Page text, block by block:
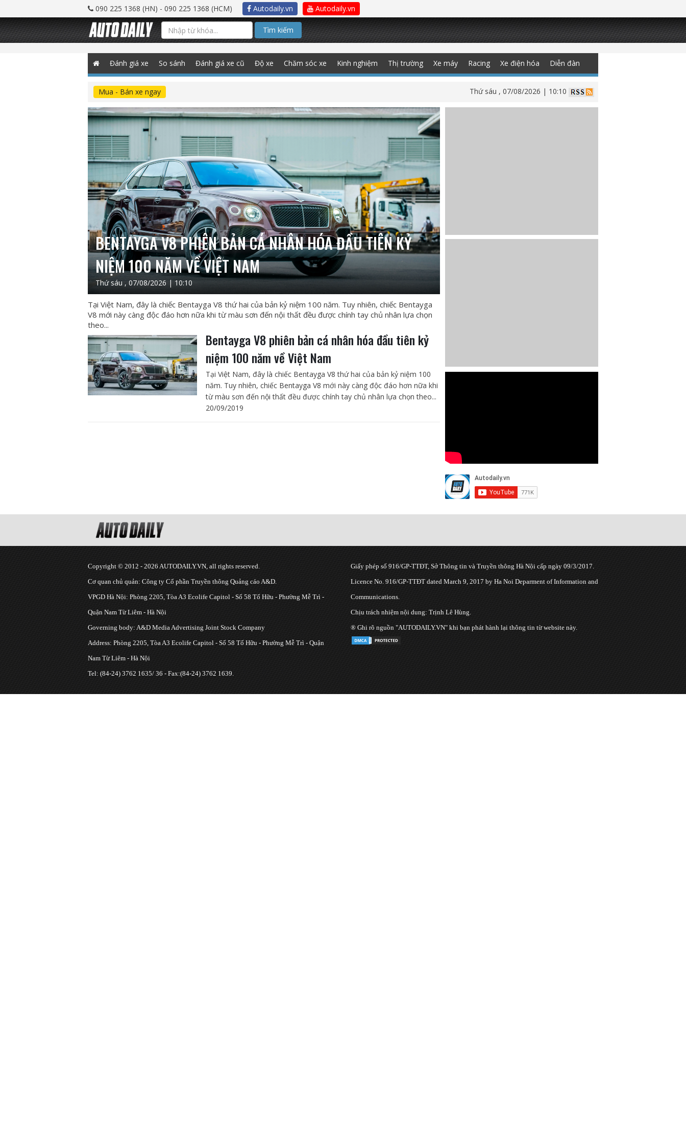
090 225 1368 (HN) - 090 225 1368 (HCM) Autodaily.vn Autodaily.vn
Tìm kiếm
Đánh giá xe So sánh Đánh giá xe cũ Độ xe Chăm sóc xe Kinh nghiệm Thị trường Xe máy Racing Xe điện hóa Diễn đàn
Mua - Bán xe ngay Thứ sáu , 07/08/2026 | 10:10
BENTAYGA V8 PHIÊN BẢN CÁ NHÂN HÓA ĐẦU TIÊN KỶ
NIỆM 100 NĂM VỀ VIỆT NAM
Thứ sáu , 07/08/2026 | 10:10
Tại Việt Nam, đây là chiếc Bentayga V8 thứ hai của bản kỷ niệm 100 năm. Tuy nhiên, chiếc Bentayga
V8 mới này càng độc đáo hơn nữa khi từ màu sơn đến nội thất đều được chính tay chủ nhân lựa chọn
theo...
Bentayga V8 phiên bản cá nhân hóa đầu tiên kỷ
niệm 100 năm về Việt Nam
Tại Việt Nam, đây là chiếc Bentayga V8 thứ hai của bản kỷ niệm 100
năm. Tuy nhiên, chiếc Bentayga V8 mới này càng độc đáo hơn nữa khi
từ màu sơn đến nội thất đều được chính tay chủ nhân lựa chọn theo...
20/09/2019
Copyright © 2012 - 2026 AUTODAILY.VN, all rights reserved.
Cơ quan chủ quản: Công ty Cổ phần Truyền thông Quảng cáo A&D.
VPGD Hà Nội: Phòng 2205, Tòa A3 Ecolife Capitol - Số 58 Tố Hữu - Phường Mễ Trì -
Quận Nam Từ Liêm - Hà Nội
Governing body: A&D Media Advertising Joint Stock Company
Address: Phòng 2205, Tòa A3 Ecolife Capitol - Số 58 Tố Hữu - Phường Mễ Trì - Quận
Nam Từ Liêm - Hà Nội
Tel: (84-24) 3762 1635/ 36 - Fax:(84-24) 3762 1639.
Giấy phép số 916/GP-TTĐT, Sở Thông tin và Truyền thông Hà Nội cấp ngày 09/3/2017.
Licence No. 916/GP-TTĐT dated March 9, 2017 by Ha Noi Deparment of Information and
Communications.
Chịu trách nhiệm nội dung: Trịnh Lê Hùng.
® Ghi rõ nguồn "AUTODAILY.VN" khi bạn phát hành lại thông tin từ website này.